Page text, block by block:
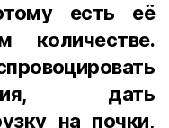
есть её
количестве.
дать
на почки,